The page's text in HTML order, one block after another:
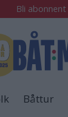
Bli abonnent
Båttur